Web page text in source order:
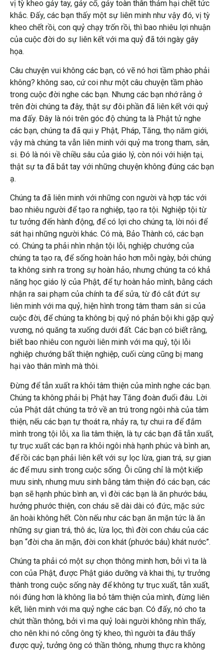
vị tỳ kheo gảy tay, gảy cổ, gảy toàn thân thảm hại chết tức
khắc. Đấy, các bạn thấy một sự liên minh như vậy đó, vị tỳ
kheo chết rồi, con quỷ chạy trốn rồi, thì bao nhiêu lợi nhuận
của cuộc đời do sự liên kết với ma quỷ đã tới ngày gây
họa.
Câu chuyện vui không các bạn, có vẽ nó hơi tầm phào phải
không? không sao, cứ coi như một câu chuyện tầm phào
trong cuộc đời nghe các bạn. Nhưng các bạn nhớ rằng ở
trên đời chúng ta đây, thật sự đôi phần đã liên kết với quỷ
ma đấy. Đây là nói trên góc độ chúng ta là Phật tử nghe
các bạn, chúng ta đã qui y Phật, Pháp, Tăng, thọ năm giới,
vậy mà chúng ta vẫn liên minh với quỷ ma trong tham, sân,
si. Đó là nói về chiều sâu của giáo lý, còn nói với hiện tại,
thật sự ta đã bắt tay với những chuyện không đúng các bạn
ạ.
Chúng ta đã liên minh với những con người và hợp tác với
bao nhiêu người để tạo ra nghiệp, tạo ra tội. Nghiệp tội từ
tư tưởng đến hành động, để có lợi cho chúng ta, lời nói để
sát hại những người khác. Có mà, Bảo Thành có, các bạn
có. Chúng ta phải nhìn nhận tội lỗi, nghiệp chướng của
chúng ta tạo ra, để sống hoàn hảo hơn mỗi ngày, bởi chúng
ta không sinh ra trong sự hoàn hảo, nhưng chúng ta có khả
năng học giáo lý của Phật, để tự hoàn hảo mình, bằng cách
nhận ra sai phạm của chính ta để sửa, từ đó cắt đứt sự
liên minh với ma quỷ, hiện hình trong tâm tham sân si của
cuộc đời, để chúng ta không bị quỷ nó phản bội khi gặp quỷ
vương, nó quăng ta xuống dưới đất. Các bạn có biết rằng,
biết bao nhiêu con người liên minh với ma quỷ, tội lỗi
nghiệp chướng bất thiện nghiệp, cuối cùng cũng bị mang
hại vào thân mình mà thôi.
Đừng để tẫn xuất ra khỏi tâm thiện của mình nghe các bạn.
Chúng ta không phải bị Phật hay Tăng đoàn đuổi đâu. Lời
của Phật dắt chúng ta trở về an trú trong ngôi nhà của tâm
thiện, nếu các bạn tự thoát ra, nhảy ra, tự chui ra để đắm
mình trong tội lỗi, xa lìa tâm thiện, là tự các bạn đã tẫn xuất,
tự trục xuất các bạn ra khỏi ngôi nhà hạnh phúc và bình an,
để rồi các bạn phải liên kết với sự lọc lừa, gian trá, sự gian
ác để mưu sinh trong cuộc sống. Ôi cũng chỉ là một kiếp
mưu sinh, nhưng mưu sinh bằng tâm thiện đó các bạn, các
bạn sẽ hạnh phúc bình an, vì đời các bạn là ăn phước báu,
hưởng phước thiện, con cháu sẽ dài dài có đức, mặc sức
ăn hoài không hết. Còn nếu như các bạn ăn mặn tức là ăn
những sự gian trá, thô ác, lừa lọc, thì đời con cháu của các
bạn “đời cha ăn mặn, đời con khát (phước báu) khát nước”.
Chúng ta phải có một sự chọn thông minh hơn, bởi vì ta là
con của Phật, được Phật giáo dưỡng và khai thị, tự trưởng
thành trong cuộc sống này để không tự trục xuất, tẫn xuất,
nói đúng hơn là không lìa bỏ tâm thiện của mình, đừng liên
kết, liên minh với ma quỷ nghe các bạn. Có đấy, nó cho ta
chút thần thông, bởi vì ma quỷ loài người không nhìn thấy,
cho nên khi nó cõng ông tỳ kheo, thì người ta đâu thấy
được quỷ, tưởng ông có thần thông, nhưng thực ra không